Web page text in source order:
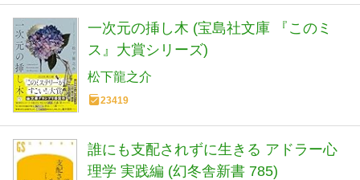
一次元の挿し木 (宝島社文庫 『このミ
ス』大賞シリーズ)
松下龍之介
23419
誰にも支配されずに生きる アドラー心
理学 実践編 (幻冬舎新書 785)